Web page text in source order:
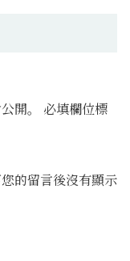
開。
必填欄位標
的留言後沒有顯示